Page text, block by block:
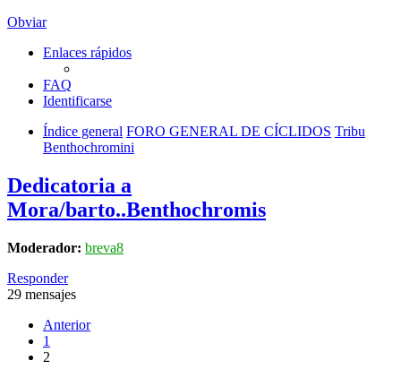
Obviar
Enlaces rápidos
FAQ
Identificarse
Índice general FORO GENERAL DE CÍCLIDOS Tribu
Benthochromini
Dedicatoria a
Mora/barto..Benthochromis
Moderador: breva8
Responder
29 mensajes
Anterior
1
2